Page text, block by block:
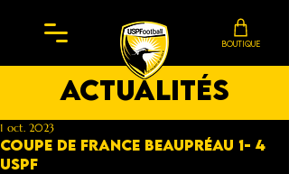
BOUTIQUE
actualités
Coupe de France Beaupréau 1- 4
Uspf
1 oct. 2023